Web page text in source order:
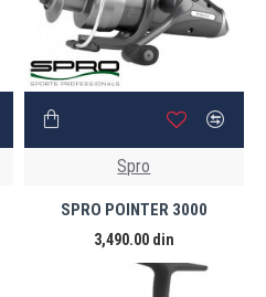
Spro
SPRO POINTER 3000
3,490.00 din